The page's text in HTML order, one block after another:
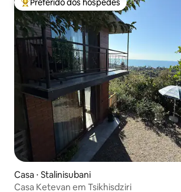
Entre os melhores preferidos dos hóspedes
Preferido dos hóspedes
Casa ⋅ Stalinisubani
Casa Ketevan em Tsikhisdziri